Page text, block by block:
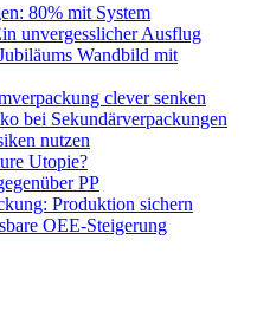
80% mit System
unvergesslicher Ausflug
Wandbild mit
clever senken
bei Sekundärverpackungen
nutzen
Utopie?
PP
Produktion sichern
OEE-Steigerung